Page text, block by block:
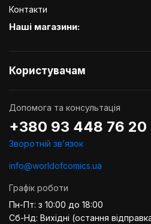
Контакти
Наші магазини:
Користувачам
Допомога та консультація
+380 93 448 76 20
Зворотній звʼязок
info@worldofcomics.ua
Графік роботи
Пн-Пт: з 10:00 до 18:00
Сб-Нд: Вихідні (остання